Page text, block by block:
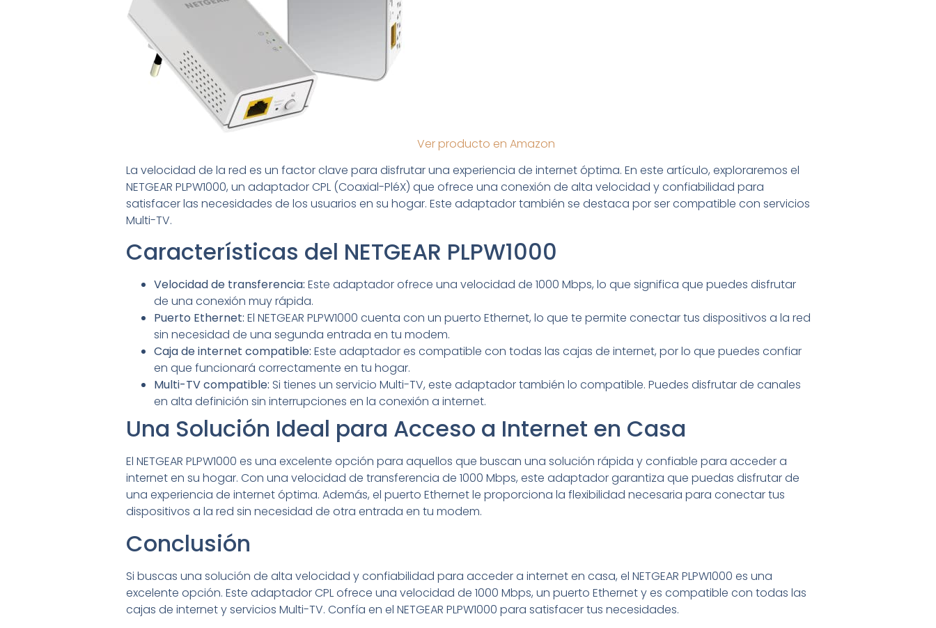
Ver producto en Amazon
La velocidad de la red es un factor clave para disfrutar una experiencia de internet óptima. En este artículo, exploraremos el
NETGEAR PLPW1000, un adaptador CPL (Coaxial-PléX) que ofrece una conexión de alta velocidad y confiabilidad para
satisfacer las necesidades de los usuarios en su hogar. Este adaptador también se destaca por ser compatible con servicios
Multi-TV.
Características del NETGEAR PLPW1000
Velocidad de transferencia: Este adaptador ofrece una velocidad de 1000 Mbps, lo que significa que puedes disfrutar
de una conexión muy rápida.
Puerto Ethernet: El NETGEAR PLPW1000 cuenta con un puerto Ethernet, lo que te permite conectar tus dispositivos a la red
sin necesidad de una segunda entrada en tu modem.
Caja de internet compatible: Este adaptador es compatible con todas las cajas de internet, por lo que puedes confiar
en que funcionará correctamente en tu hogar.
Multi-TV compatible: Si tienes un servicio Multi-TV, este adaptador también lo compatible. Puedes disfrutar de canales
en alta definición sin interrupciones en la conexión a internet.
Una Solución Ideal para Acceso a Internet en Casa
El NETGEAR PLPW1000 es una excelente opción para aquellos que buscan una solución rápida y confiable para acceder a
internet en su hogar. Con una velocidad de transferencia de 1000 Mbps, este adaptador garantiza que puedas disfrutar de
una experiencia de internet óptima. Además, el puerto Ethernet le proporciona la flexibilidad necesaria para conectar tus
dispositivos a la red sin necesidad de otra entrada en tu modem.
Conclusión
Si buscas una solución de alta velocidad y confiabilidad para acceder a internet en casa, el NETGEAR PLPW1000 es una
excelente opción. Este adaptador CPL ofrece una velocidad de 1000 Mbps, un puerto Ethernet y es compatible con todas las
cajas de internet y servicios Multi-TV. Confía en el NETGEAR PLPW1000 para satisfacer tus necesidades.